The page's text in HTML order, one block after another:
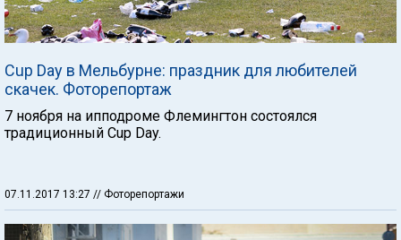
Cup Day в Мельбурне: праздник для любителей
скачек. Фоторепортаж
7 ноября на ипподроме Флемингтон состоялся
традиционный Cup Day.
07.11.2017 13:27 // Фоторепортажи